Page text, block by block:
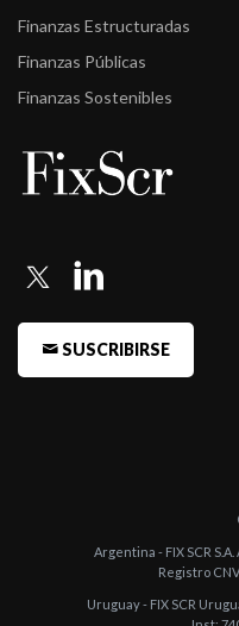
Finanzas Estructuradas
Finanzas Públicas
Finanzas Sostenibles
SUSCRIBIRSE
Argentina - FIX SCR
Registro
Uruguay - FIX SCR